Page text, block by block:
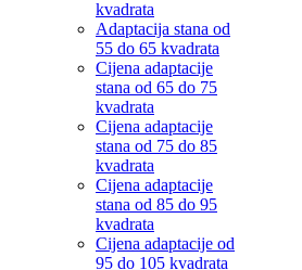
kvadrata
Adaptacija stana od
55 do 65 kvadrata
Cijena adaptacije
stana od 65 do 75
kvadrata
Cijena adaptacije
stana od 75 do 85
kvadrata
Cijena adaptacije
stana od 85 do 95
kvadrata
Cijena adaptacije od
95 do 105 kvadrata